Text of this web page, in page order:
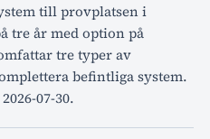
till provplatsen i
tre år med option på
tre typer av
befintliga system.
07-30.